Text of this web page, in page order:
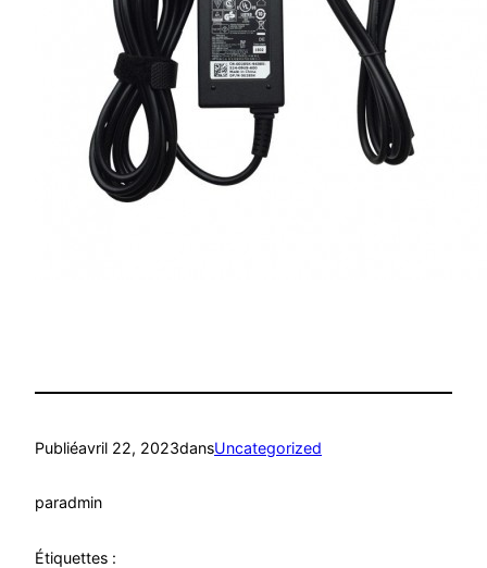
Publiéavril 22, 2023dansUncategorized
paradmin
Étiquettes :